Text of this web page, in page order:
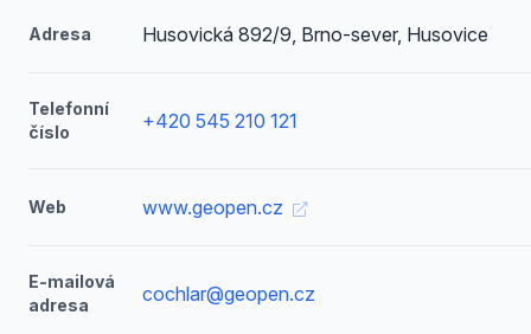
Adresa Husovická 892/9, Brno-sever, Husovice
Telefonní
číslo
+420 545 210 121
Web www.geopen.cz
E-mailová
adresa
cochlar@geopen.cz